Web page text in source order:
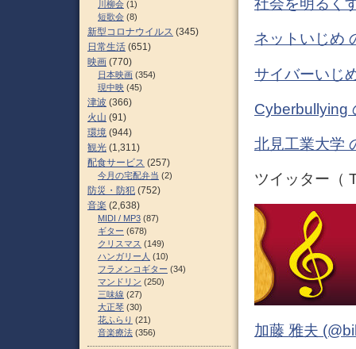
社会を明るく
ネットいじめ
サイバーいじ
Cyberbullying
北見工業大学
ツイッター（
加藤 雅夫
川柳会 (1)
短歌会 (8)
新型コロナウイルス (345)
日常生活 (651)
映画 (770)
日本映画 (354)
現中映 (45)
津波 (366)
火山 (91)
環境 (944)
観光 (1,311)
配食サービス (257)
今月の宅配弁当 (2)
防災・防犯 (752)
音楽 (2,638)
MIDI / MP3 (87)
ギター (678)
クリスマス (149)
ハンガリー人 (10)
フラメンコギター (34)
マンドリン (250)
三味線 (27)
大正琴 (30)
花ふらり (21)
音楽療法 (356)